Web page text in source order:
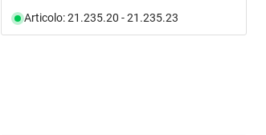
Articolo: 21.235.20 - 21.235.23